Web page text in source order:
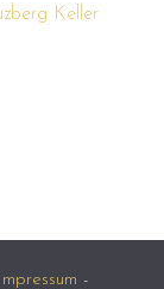
Keller
Impressum -